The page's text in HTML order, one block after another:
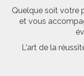
Quelque soit votre
et vous
L'art de la